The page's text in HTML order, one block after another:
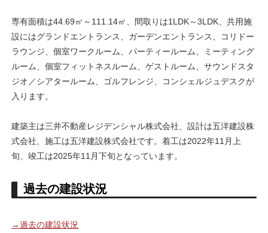
専有面積は44.69㎡～111.14㎡、間取りは1LDK～3LDK、共用施
設にはグランドエントランス、ガーデンエントランス、コリドー
ラウンジ、個室ワークルーム、パーティールーム、ミーティング
ルーム、個室フィットネスルーム、ゲストルーム、サウンドスタ
ジオ／シアタールーム、ゴルフレンジ、コンシェルジュデスクが
入ります。
建築主は三井不動産レジデンシャル株式会社、設計は五洋建設株
式会社、施工は五洋建設株式会社です。着工は2022年11月上
旬、竣工は2025年11月下旬となっています。
過去の建設状況
→過去の建設状況